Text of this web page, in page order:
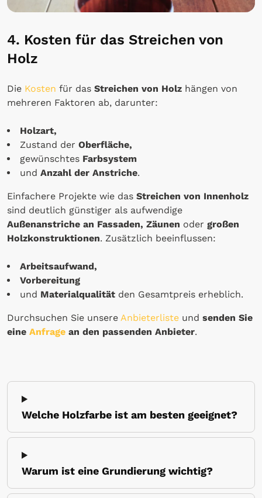
4. Kosten für das Streichen von
Holz
Die Kosten für das Streichen von Holz hängen von
mehreren Faktoren ab, darunter:
Holzart,
Zustand der Oberfläche,
gewünschtes Farbsystem
und Anzahl der Anstriche.
Einfachere Projekte wie das Streichen von Innenholz
sind deutlich günstiger als aufwendige
Außenanstriche an Fassaden, Zäunen oder großen
Holzkonstruktionen. Zusätzlich beeinflussen:
Arbeitsaufwand,
Vorbereitung
und Materialqualität den Gesamtpreis erheblich.
Durchsuchen Sie unsere Anbieterliste und senden Sie
eine Anfrage an den passenden Anbieter.
Welche Holzfarbe ist am besten geeignet?
Warum ist eine Grundierung wichtig?